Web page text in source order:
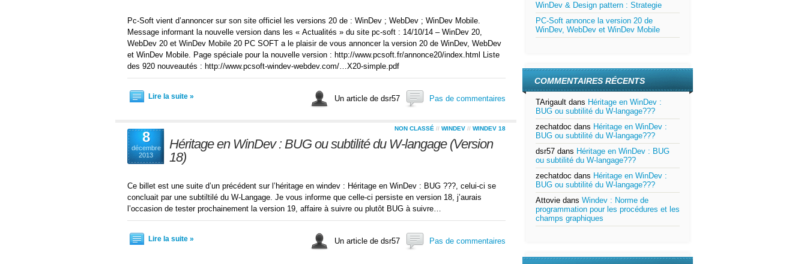
Pc-Soft vient d’annoncer sur son site officiel les versions 20 de : WinDev ; WebDev ; WinDev Mobile.
Message informant la nouvelle version dans les « Actualités » du site pc-soft : 14/10/14 – WinDev 20,
WebDev 20 et WinDev Mobile 20 PC SOFT a le plaisir de vous annoncer la version 20 de WinDev, WebDev
et WinDev Mobile. Page spéciale pour la nouvelle version : http://www.pcsoft.fr/annonce20/index.html Liste
des 920 nouveautés : http://www.pcsoft-windev-webdev.com/…X20-simple.pdf
Lire la suite » Un article de dsr57 Pas de commentaires
8
décembre
2013
NON CLASSÉ // WINDEV // WINDEV 18
Héritage en WinDev : BUG ou subtilité du W-langage (Version
18)
Ce billet est une suite d’un précédent sur l’héritage en windev : Héritage en WinDev : BUG ???, celui-ci se
concluait par une subtiltilé du W-Langage. Je vous informe que celle-ci persiste en version 18, j’aurais
l’occasion de tester prochainement la version 19, affaire à suivre ou plutôt BUG à suivre…
Lire la suite » Un article de dsr57 Pas de commentaires
WinDev & Design pattern : Strategie
PC-Soft annonce la version 20 de
WinDev, WebDev et WinDev Mobile
COMMENTAIRES RÉCENTS
TArigault dans Héritage en WinDev :
BUG ou subtilité du W-langage???
zechatdoc dans Héritage en WinDev :
BUG ou subtilité du W-langage???
dsr57 dans Héritage en WinDev : BUG
ou subtilité du W-langage???
zechatdoc dans Héritage en WinDev :
BUG ou subtilité du W-langage???
Attovie dans Windev : Norme de
programmation pour les procédures et les
champs graphiques